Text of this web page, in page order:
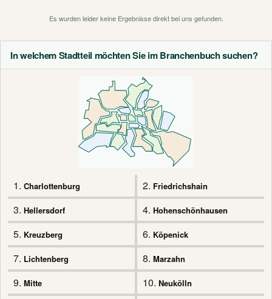
In welchem Stadtteil möchten Sie im Branchenbuch suchen?
1. Charlottenburg 2. Friedrichshain
3. Hellersdorf 4. Hohenschönhausen
5. Kreuzberg 6. Köpenick
7. Lichtenberg 8. Marzahn
9. Mitte 10. Neukölln
Es wurden leider keine Ergebnisse direkt bei uns gefunden.